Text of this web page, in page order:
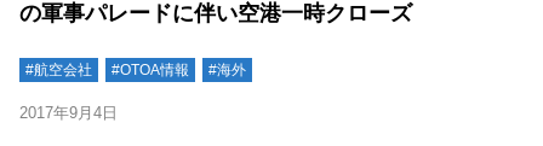
の軍事パレードに伴い空港一時クローズ
#航空会社 #OTOA情報 #海外
2017年9月4日